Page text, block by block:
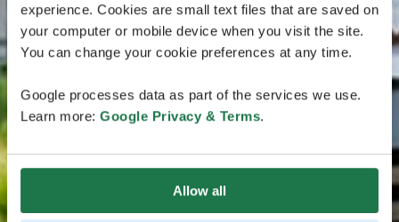
experience. Cookies are small text files that are saved on
your computer or mobile device when you visit the site.
You can change your cookie preferences at any time.
Google processes data as part of the services we use.
Learn more: Google Privacy & Terms.
Allow all